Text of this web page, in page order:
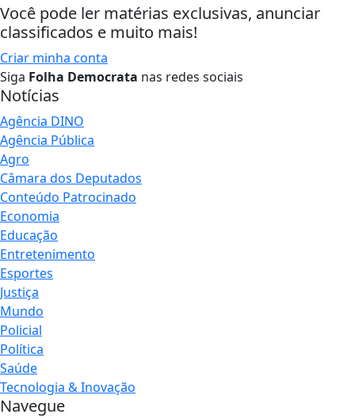
Você pode ler matérias exclusivas, anunciar
classificados e muito mais!
Criar minha conta
Siga Folha Democrata nas redes sociais
Notícias
Agência DINO
Agência Pública
Agro
Câmara dos Deputados
Conteúdo Patrocinado
Economia
Educação
Entretenimento
Esportes
Justiça
Mundo
Policial
Política
Saúde
Tecnologia & Inovação
Navegue